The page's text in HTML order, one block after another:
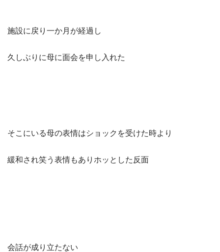
施設に戻り一か月が経過し
久しぶりに母に面会を申し入れた
そこにいる母の表情はショックを受けた時より
緩和され笑う表情もありホッとした反面
会話が成り立たない